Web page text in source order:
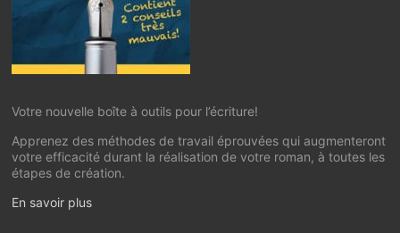
Votre nouvelle boîte à outils pour l’écriture!
Apprenez des méthodes de travail éprouvées qui augmenteront
votre efficacité durant la réalisation de votre roman, à toutes les
étapes de création.
En savoir plus